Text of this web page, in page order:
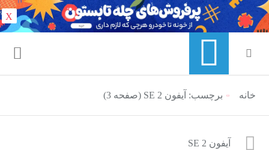
منوی ناوبری خرده نان
خانه برچسب: آیفون SE 2 (صفحه 3)
آیفون SE 2
X